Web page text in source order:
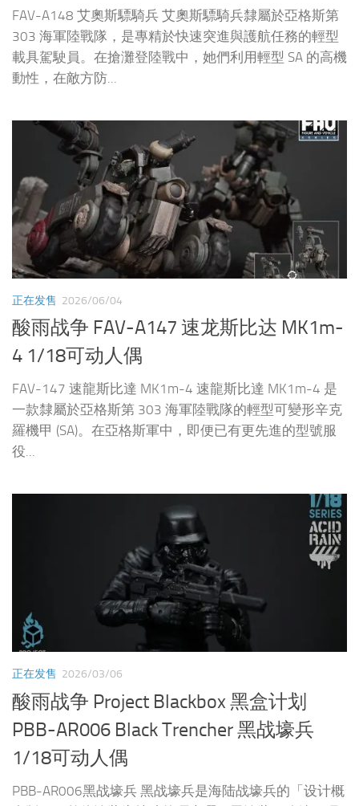
FAV-A148 艾奧斯驃騎兵 艾奧斯驃騎兵隸屬於亞格斯第
303 海軍陸戰隊，是專精於快速突進與護航任務的輕型
載具駕駛員。在搶灘登陸戰中，她們利用輕型 SA 的高機
動性，在敵方防...
正在发售 2026/06/04
酸雨战争 FAV-A147 速龙斯比达 MK1m-
4 1/18可动人偶
FAV-147 速龍斯比達 MK1m-4 速龍斯比達 MK1m-4 是
一款隸屬於亞格斯第 303 海軍陸戰隊的輕型可變形辛克
羅機甲 (SA)。在亞格斯軍中，即便已有更先進的型號服
役...
正在发售 2026/03/06
酸雨战争 Project Blackbox 黑盒计划
PBB-AR006 Black Trencher 黑战壕兵
1/18可动人偶
PBB-AR006黑战壕兵 黑战壕兵是海陆战壕兵的「设计概